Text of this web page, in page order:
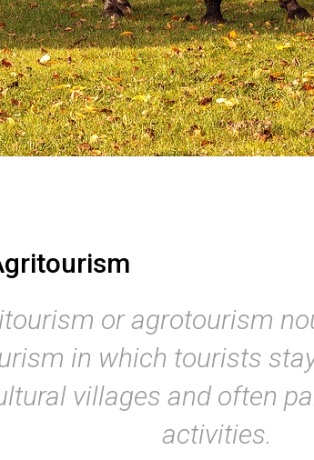
or agrotourism
in which tourists
villages and often
activities.